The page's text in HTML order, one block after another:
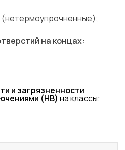
на концах:
и загрязненности
(НВ)на классы: